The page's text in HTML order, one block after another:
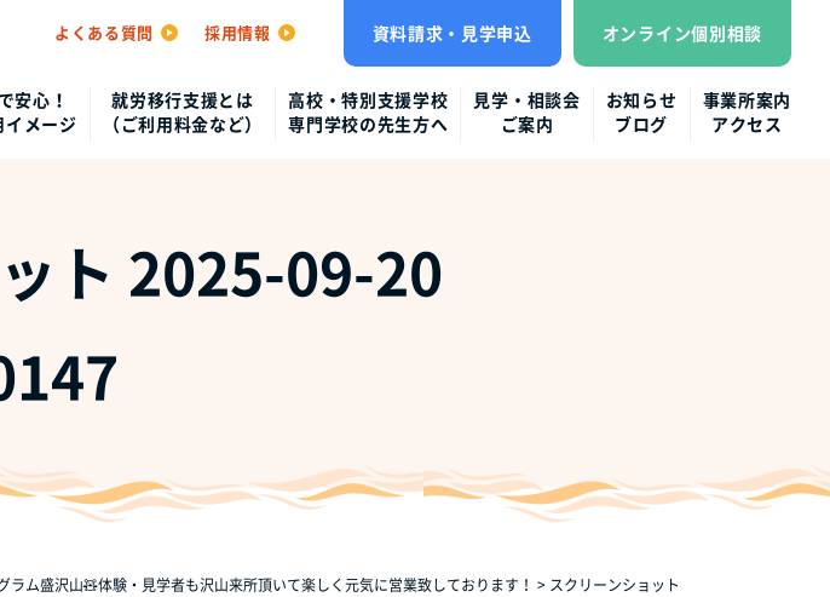
よくある質問 採用情報 資料請求・見学申込 オンライン個別相談
安心！
イメージ
就労移行支援とは
（ご利用料金など）
高校・特別支援学校
専門学校の先生方へ
見学・相談会
ご案内
お知らせ
ブログ
事業所案内
アクセス
ト 2025-09-20
ラム盛沢山🧸体験・見学者も沢山来所頂いて楽しく元気に営業致しております！ > スクリーンショット